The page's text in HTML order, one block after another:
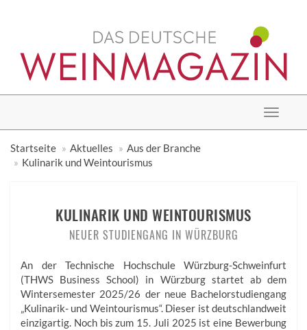
Toggle
Startseite
Aktuelles
Aus der Branche
Kulinarik und Weintourismus
KULINARIK UND WEINTOURISMUS
NEUER STUDIENGANG IN WÜRZBURG
An der Technische Hochschule Würzburg-­Schweinfurt
(THWS Business School) in Würzburg startet ab dem
Wintersemester 2025/26 der neue Bachelorstudiengang
„Kulinarik- und Weintourismus“. Dieser ist deutschlandweit
einzigartig. Noch bis zum 15. Juli 2025 ist eine Bewerbung